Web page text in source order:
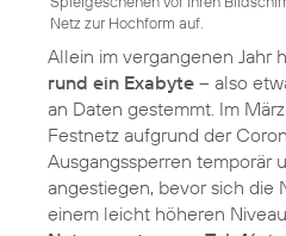
Netz zur Hochform auf.
Allein im vergangenen Jahr
rund ein Exabyte – also
an Daten gestemmt. Im
Festnetz aufgrund der
Ausgangssperren temporär
angestiegen, bevor sich die
einem leicht höheren